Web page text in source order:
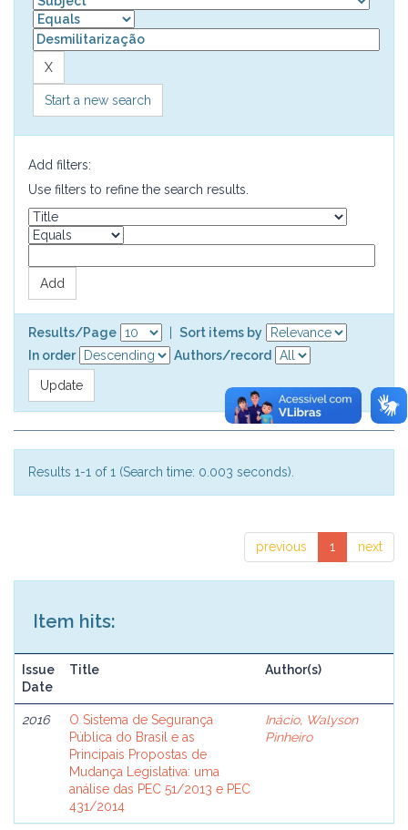
Start a new search
Add filters:
Use filters to refine the search results.
Results/Page
Sort items by
In order
Authors/record
Results 1-1 of 1 (Search time: 0.003 seconds).
previous 1 next
Item hits:
Issue
Date
Title Author(s)
2016
O Sistema de Segurança
Pública do Brasil e as
Principais Propostas de
Mudança Legislativa: uma
análise das PEC 51/2013 e PEC
431/2014
Inácio, Walyson
Pinheiro